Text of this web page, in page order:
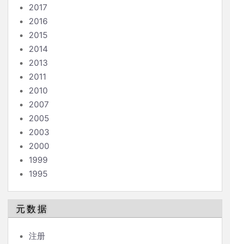
2017
2016
2015
2014
2013
2011
2010
2007
2005
2003
2000
1999
1995
元数据
注册